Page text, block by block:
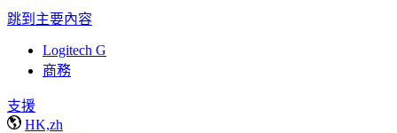
跳到主要內容
Logitech G
商務
支援
HK,zh